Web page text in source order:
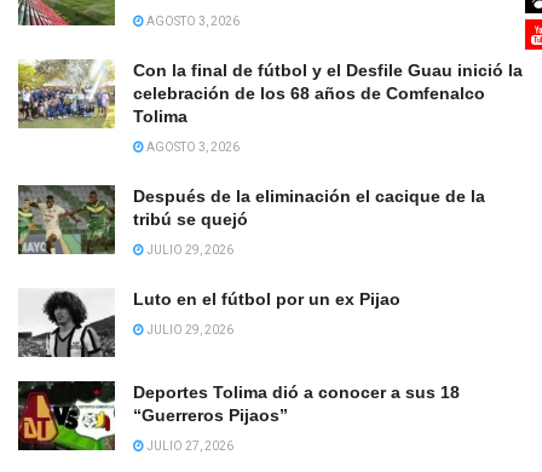
AGOSTO 3, 2026
Con la final de fútbol y el Desfile Guau inició la
celebración de los 68 años de Comfenalco
Tolima
AGOSTO 3, 2026
Después de la eliminación el cacique de la
tribú se quejó
JULIO 29, 2026
Luto en el fútbol por un ex Pijao
JULIO 29, 2026
Deportes Tolima dió a conocer a sus 18
“Guerreros Pijaos”
JULIO 27, 2026